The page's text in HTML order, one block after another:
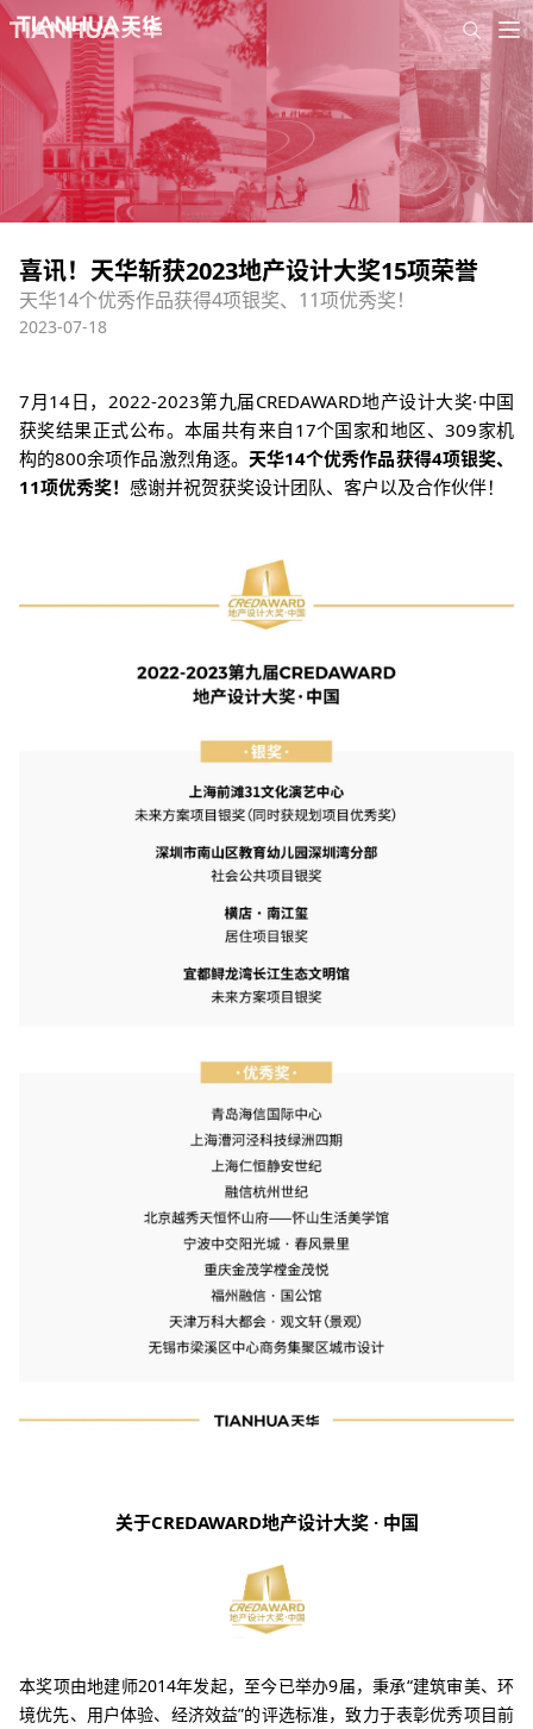
喜讯！天华斩获2023地产设计大奖15项荣誉
天华14个优秀作品获得4项银奖、11项优秀奖！
2023-07-18
7月14日 ，2022-2023第九届CREDAWARD地产设计大奖·中国
获奖结果正式公布。 本届共有来自17个国家和地区、309家机
构的800余项作品激烈角逐。 天华14个优秀作品获得4项银奖、
11项优秀奖！ 感谢并祝贺获奖设计团队、客户以及合作伙伴！
关于CREDAWARD地产设计大奖 · 中国
本奖项由地建师2014年发起，至今已举办9届，秉承“建筑审美、环
境优先、用户体验、经济效益”的评选标准，致力于表彰优秀项目前